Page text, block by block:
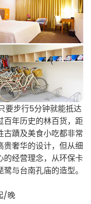
要步行5分钟就能抵达
百年历史的林百货，距
古蹟及美食小吃都非常
奢华的设计，但从细
的经营理念，从环保卡
与台南孔庙的造型。
/晚